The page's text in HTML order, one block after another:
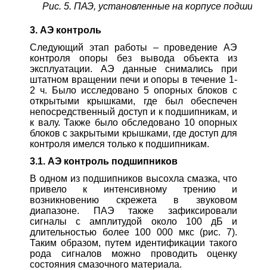
Рис. 5. ПАЭ, установленные на корпусе
3. АЭ контроль
Следующий этап работы – проведение АЭ
контроля опоры без вывода объекта из
эксплуатации. АЭ данные снимались при
штатном вращении печи и опоры в течение 1-
2 ч. Было исследовано 5 опорных блоков с
открытыми крышками, где был обеспечен
непосредственный доступ и к подшипникам, и
к валу. Также было обследовано 10 опорных
блоков с закрытыми крышками, где доступ для
контроля имелся только к подшипникам.
3.1. АЭ контроль подшипников
В одном из подшипников высохла смазка, что
привело к интенсивному трению и
возникновению скрежета в звуковом
диапазоне. ПАЭ также зафиксировали
сигналы с амплитудой около 100 дБ и
длительностью более 100 000 мкс (рис. 7).
Таким образом, путем идентификации такого
рода сигналов можно проводить оценку
состояния смазочного материала.